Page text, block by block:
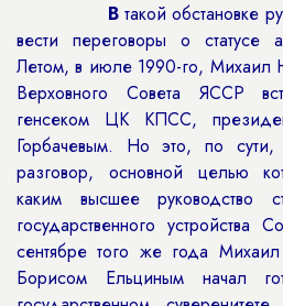
В такой обстановке
вести переговоры о статусе
Летом, в июле 1990-го, Михаил
Верховного Совета ЯССР
генсеком ЦК КПСС,
Горбачевым. Но это, по сути,
разговор, основной целью
каким высшее руководство
государственного
сентябре того же года
Борисом Ельциным начал